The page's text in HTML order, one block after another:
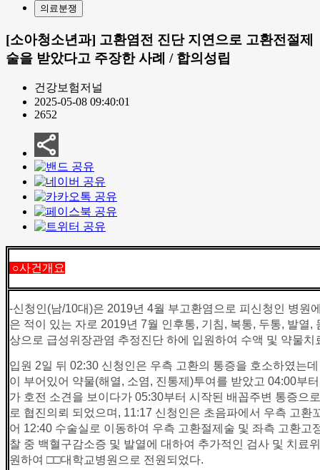
의료분쟁
[소아청소년과] 고환염전 진단 지연으로 고환전절제
술을 받았다고 주장한 사례 / 합의성립
건강보험저널
2025-05-08 09:40:01
2652
○사건개요
-신청인(남/10대)은 2019년 4월 부고환염으로 피신청인 병원
은 적이 있는 자로 2019년 7월 인후통, 기침, 복통, 두통, 발열,
상으로 급성위장관염 추정진단 하에 입원하여 수액 및 약물치
입원 2일 뒤 02:30 신청인은 우측 고환의 통증을 호소하였는
이 부어있어 약물(해열, 소염, 진통제)투여를 받았고 04:00부
가 호전 소견을 보이다가 05:30부터 시작된 배꼽주변 통증으
로 협진의뢰 되었으며, 11:17 신청인은 초음파에서 우측 고환
어 12:40 수술실로 이동하여 우측 고환절제술 및 좌측 고환고
찰 중 백혈구감소증 및 발열에 대하여 추가적인 검사 및 치료
원하여 □□대학교병원으로 전원되었다.